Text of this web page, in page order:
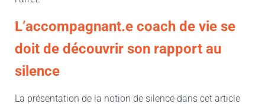
L’accompagnant.e coach de vie se
doit de découvrir son rapport au
silence
La présentation de la notion de silence dans cet article